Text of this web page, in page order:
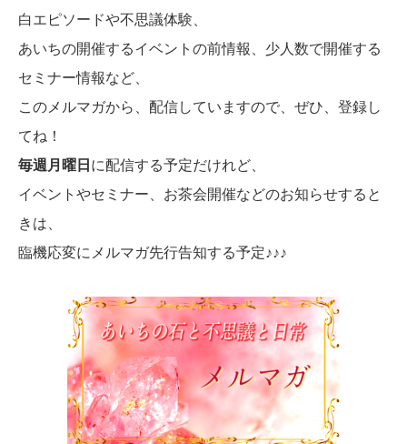
白エピソードや不思議体験、
あいちの開催するイベントの前情報、少人数で開催する
セミナー情報など、
このメルマガから、配信していますので、ぜひ、登録し
てね！
毎週月曜日 に配信する予定だけれど、
イベントやセミナー、お茶会開催などのお知らせすると
きは、
臨機応変にメルマガ先行告知する予定♪♪♪